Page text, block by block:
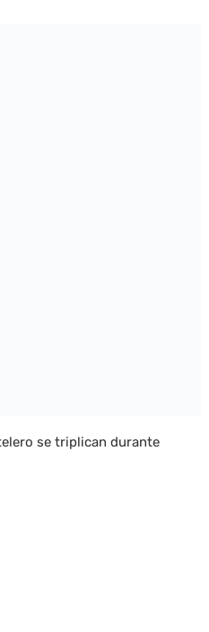
se triplican durante